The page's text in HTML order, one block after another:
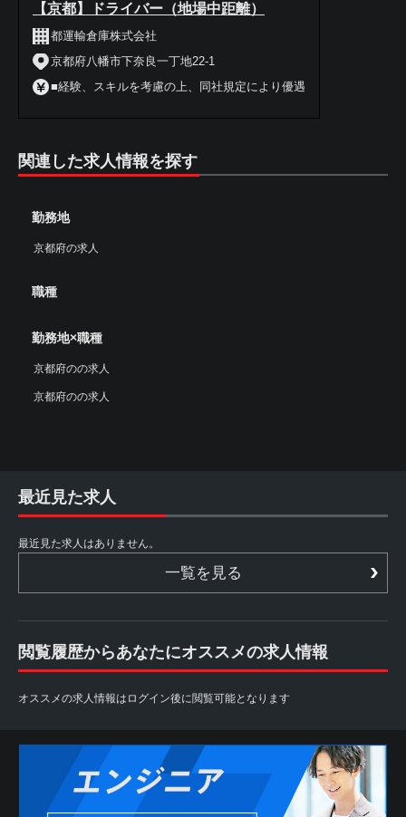
【京都】ドライバー（地場中距離）
都運輸倉庫株式会社
京都府八幡市下奈良一丁地22-1
■経験、スキルを考慮の上、同社規定により優遇
関連した求人情報を探す
勤務地
京都府の求人
職種
勤務地×職種
京都府のの求人
京都府のの求人
最近見た求人
最近見た求人はありません。
一覧を見る
閲覧履歴からあなたにオススメの求人情報
オススメの求人情報はログイン後に閲覧可能となります